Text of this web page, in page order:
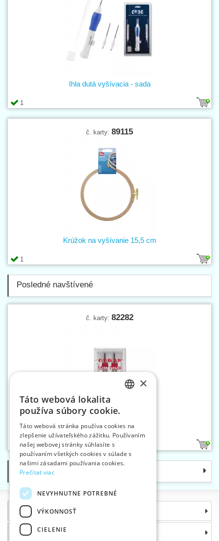
1
Ihla dutá vyšívacia - sada
č. karty: 89115
1
Krúžok na vyšívanie 15,5 cm
Posledné navštívené
č. karty: 82282
1
Dvojihla 705 H-ZWI 80/2,5
Kategórie
Informácie
Prečo si zvoliť práve nás
ENGLISH
GERMAN
×
Táto webová lokalita
používa súbory cookie.
Táto webová stránka používa cookies na
zlepšenie užívateľského zážitku. Používaním
našej webovej stránky súhlasíte s
používaním všetkých cookies v súlade s
našimi zásadami používania cookies.
Prečítať viac
NEVYHNUTNE POTREBNÉ
VÝKONNOSŤ
CIELENIE